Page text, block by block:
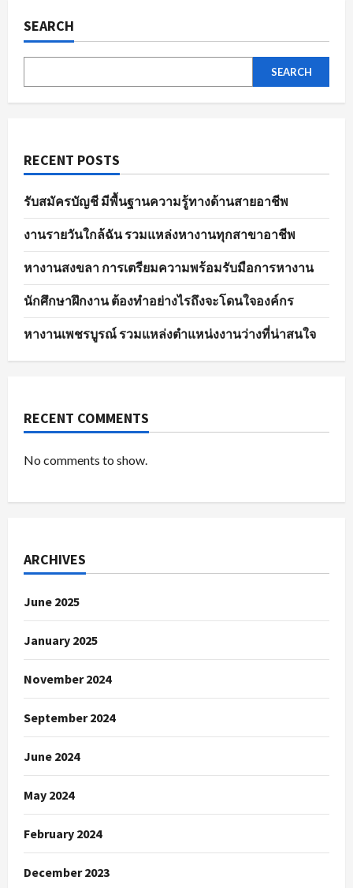
ใน
SEARCH
SEARCH
RECENT POSTS
รับสมัครบัญชี มีพื้นฐานความรู้ทางด้านสายอาชีพ
งานรายวันใกล้ฉัน รวมแหล่งหางานทุกสาขาอาชีพ
หางานสงขลา การเตรียมความพร้อมรับมือการหางาน
นักศึกษาฝึกงาน ต้องทำอย่างไรถึงจะโดนใจองค์กร
หางานเพชรบูรณ์ รวมแหล่งตำแหน่งงานว่างที่น่าสนใจ
RECENT COMMENTS
No comments to show.
ARCHIVES
June 2025
January 2025
November 2024
September 2024
June 2024
May 2024
February 2024
December 2023